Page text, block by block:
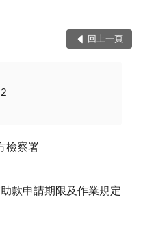
回上一頁
檢察署
款申請期限及作業規定